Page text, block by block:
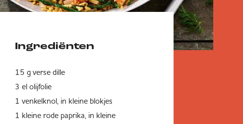
Ingrediënten
15 g verse dille
3 el olijfolie
1 venkelknol, in kleine blokjes
1 kleine rode paprika, in kleine